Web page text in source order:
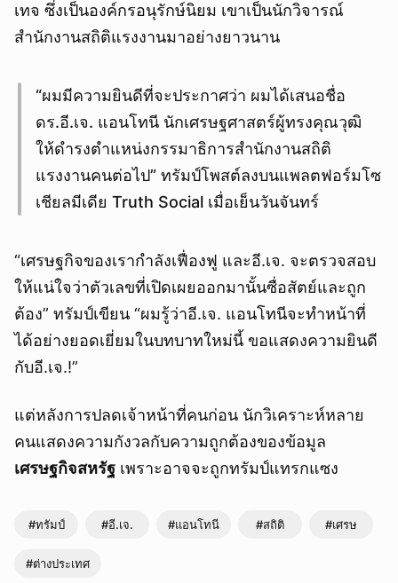
เทจ ซึ่งเป็นองค์กรอนุรักษ์นิยม เขาเป็นนักวิจารณ์
สำนักงานสถิติแรงงานมาอย่างยาวนาน
“ผมมีความยินดีที่จะประกาศว่า ผมได้เสนอชื่อ
ดร.อี.เจ. แอนโทนี นักเศรษฐศาสตร์ผู้ทรงคุณวุฒิ
ให้ดำรงตำแหน่งกรรมาธิการสำนักงานสถิติ
แรงงานคนต่อไป” ทรัมป์โพสต์ลงบนแพลตฟอร์มโซ
เชียลมีเดีย Truth Social เมื่อเย็นวันจันทร์
“เศรษฐกิจของเรากำลังเฟื่องฟู และอี.เจ. จะตรวจสอบ
ให้แน่ใจว่าตัวเลขที่เปิดเผยออกมานั้นซื่อสัตย์และถูก
ต้อง” ทรัมป์เขียน “ผมรู้ว่าอี.เจ. แอนโทนีจะทำหน้าที่
ได้อย่างยอดเยี่ยมในบทบาทใหม่นี้ ขอแสดงความยินดี
กับอี.เจ.!”
แต่หลังการปลดเจ้าหน้าที่คนก่อน นักวิเคราะห์หลาย
คนแสดงความกังวลกับความถูกต้องของข้อมูล
เศรษฐกิจสหรัฐ เพราะอาจจะถูกทรัมป์แทรกแซง
#ทรัมป์ #อี.เจ. #แอนโทนี #สถิติ #เศรษ
#ต่างประเทศ